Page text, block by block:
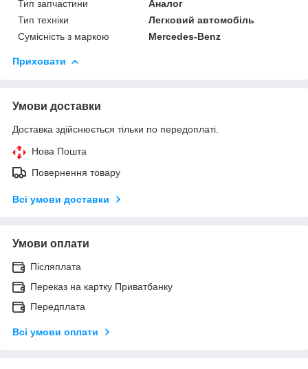
Тип запчастини
Аналог
Тип техніки
Легковий автомобіль
Сумісність з маркою
Mercedes-Benz
Приховати
Умови доставки
Доставка здійснюється тільки по передоплаті.
Нова Пошта
Повернення товару
Всі умови доставки
Умови оплати
Післяплата
Переказ на картку Приватбанку
Передплата
Всі умови оплати